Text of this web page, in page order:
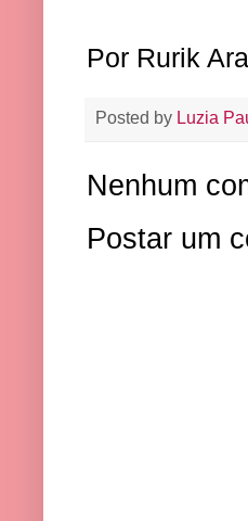
Por Rurik
Posted by Luzia
Nenhum
Postar um